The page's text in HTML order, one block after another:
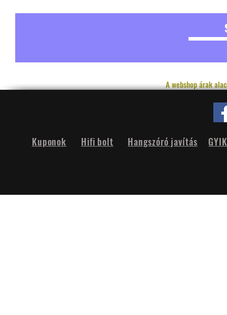
A webshop árak
Hifi bolt
Kuponok Hangszóró javítás GYIK